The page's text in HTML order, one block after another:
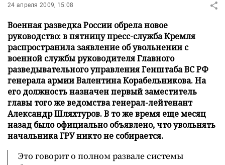
24 апреля 2009, 15:08
Военная разведка России обрела новое
руководство: в пятницу пресс-служба Кремля
распространила заявление об увольнении с
военной службы руководителя Главного
разведывательного управления Генштаба ВС РФ
генерала армии Валентина Корабельникова. На
его должность назначен первый заместитель
главы того же ведомства генерал-лейтенант
Александр Шляхтуров. В то же время еще месяц
назад было официально объявлено, что увольнять
начальника ГРУ никто не собирается.
Это говорит о полном развале системы